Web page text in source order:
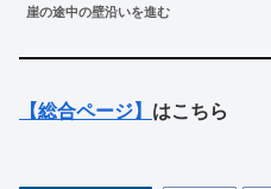
崖の途中の壁沿いを進む
【総合ページ】 はこちら